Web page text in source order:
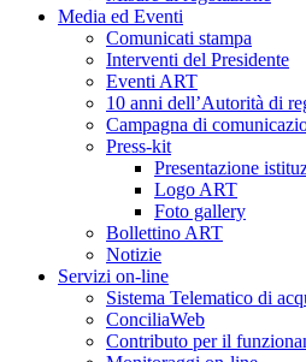
Media ed Eventi
Comunicati stampa
Interventi del Presidente
Eventi ART
10 anni dell’Autorità di
Campagna di
Press-kit
Presentazione
Logo ART
Foto gallery
Bollettino ART
Notizie
Servizi on-line
Sistema Telematico di
ConciliaWeb
Contributo per il